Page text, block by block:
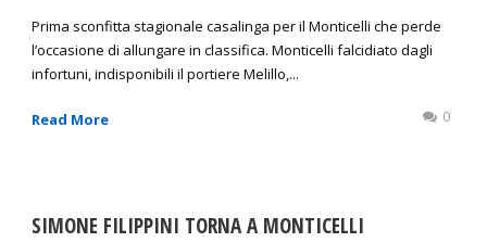
Prima sconfitta stagionale casalinga per il Monticelli che perde
l’occasione di allungare in classifica. Monticelli falcidiato dagli
infortuni, indisponibili il portiere Melillo,...
Read More 0
SIMONE FILIPPINI TORNA A MONTICELLI